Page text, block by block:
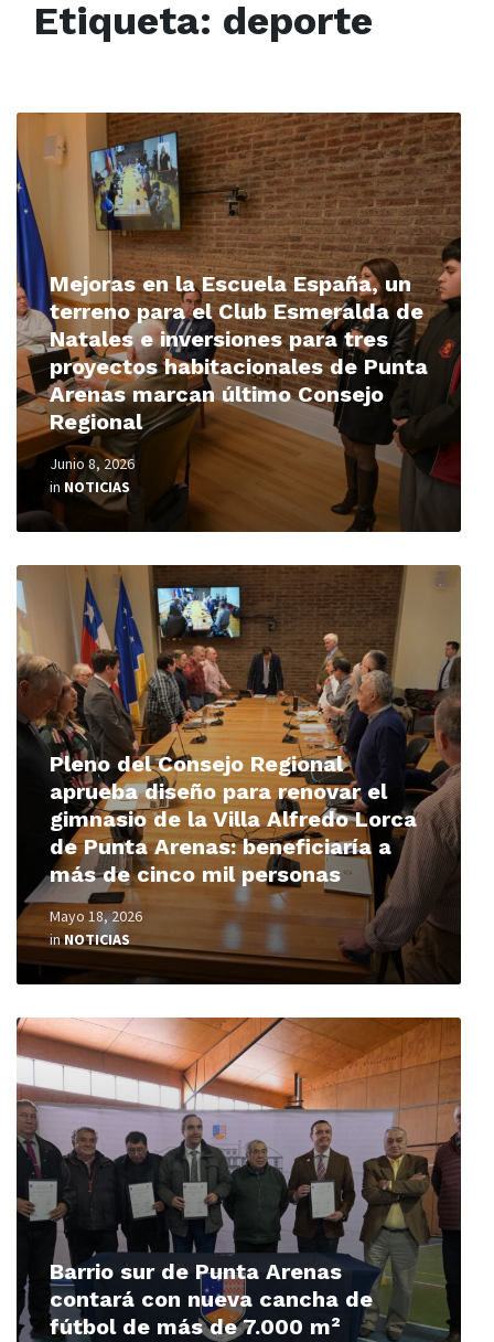
Etiqueta: deporte
Mejoras en la Escuela España, un
terreno para el Club Esmeralda de
Natales e inversiones para tres
proyectos habitacionales de Punta
Arenas marcan último Consejo
Regional
Junio 8, 2026
inNOTICIAS
Read
More
Pleno del Consejo Regional
aprueba diseño para renovar el
gimnasio de la Villa Alfredo Lorca
de Punta Arenas: beneficiaría a
más de cinco mil personas
Mayo 18, 2026
inNOTICIAS
Read
More
Barrio sur de Punta Arenas
contará con nueva cancha de
fútbol de más de 7.000 m²
Read
More